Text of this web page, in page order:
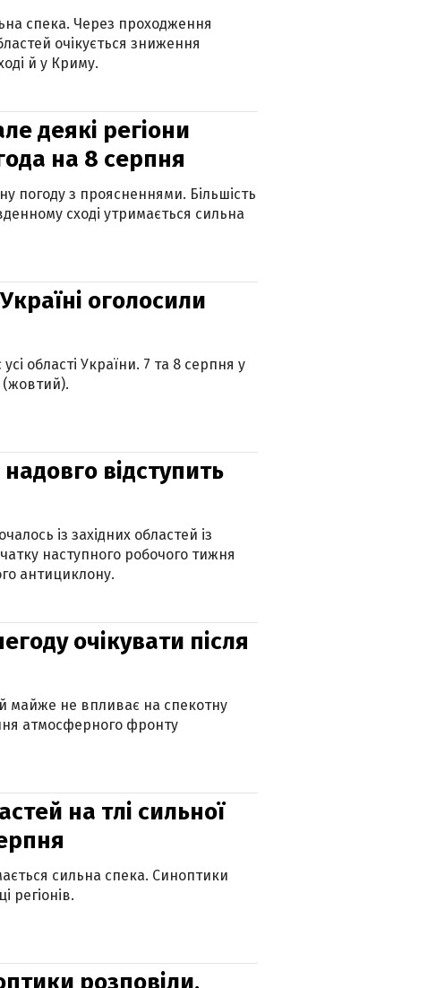
спека. Через проходження
очікується зниження
й у Криму.
деякі регіони
на 8 серпня
погоду з проясненнями. Більшість
сході утримається сильна
оголосили
області України. 7 та 8 серпня у
(жовтий).
відступить
із західних областей із
наступного робочого тижня
антициклону.
очікувати після
майже не впливає на спекотну
атмосферного фронту
на тлі сильної
сильна спека. Синоптики
регіонів.
розповіли,